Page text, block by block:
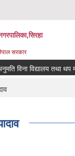
सरकार
विना विद्यालय तथा थप